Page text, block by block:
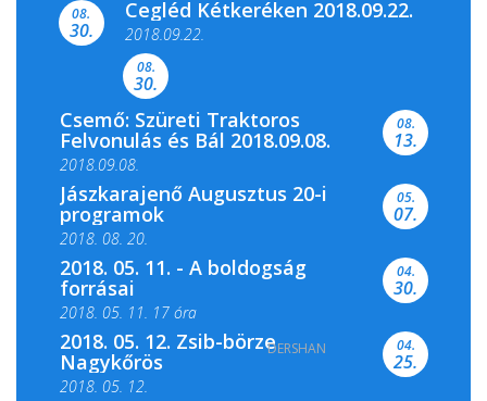
Színes és tartalmas programokkal várja a
Csemői Községi Könyvtár és...
08.
30.
Cegléd Kétkeréken 2018.09.22.
2018.09.22.
08.
30.
Csemő: Szüreti Traktoros
Felvonulás és Bál 2018.09.08.
2018.09.08.
08.
13.
Jászkarajenő Augusztus 20-i
programok
2018. 08. 20.
05.
07.
2018. 05. 11. - A boldogság
forrásai
2018. 05. 11. 17 óra
2018. 05. 11. 19 óra
04.
30.
2018. 05. 12. Zsib-börze
Nagykőrös
2018. 05. 12.
04.
25.
DERSHAN